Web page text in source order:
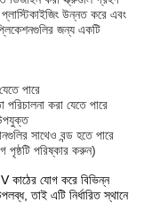
উন্নত করে এবং
জন্য একটি
পারে
পরিচালনা করা যেতে পারে
সাথেও বন্ড হতে পারে
পৃষ্ঠটি পরিষ্কার করুন)
কাঠের যোগ করে বিভিন্ন
তাই এটি নির্ধারিত স্থানে